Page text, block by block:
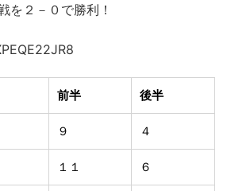
を２－０で勝利！
前半 後半
９ ４
１１ ６